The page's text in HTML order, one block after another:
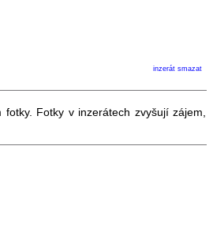
inzerát smazat
Fotky v inzerátech zvyšují zájem,